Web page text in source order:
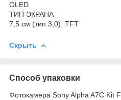
OLED
ТИП ЭКРАНА
7,5 см (тип 3,0), TFT
Скрыть
Способ упаковки
Фотокамера Sony Alpha A7C Kit